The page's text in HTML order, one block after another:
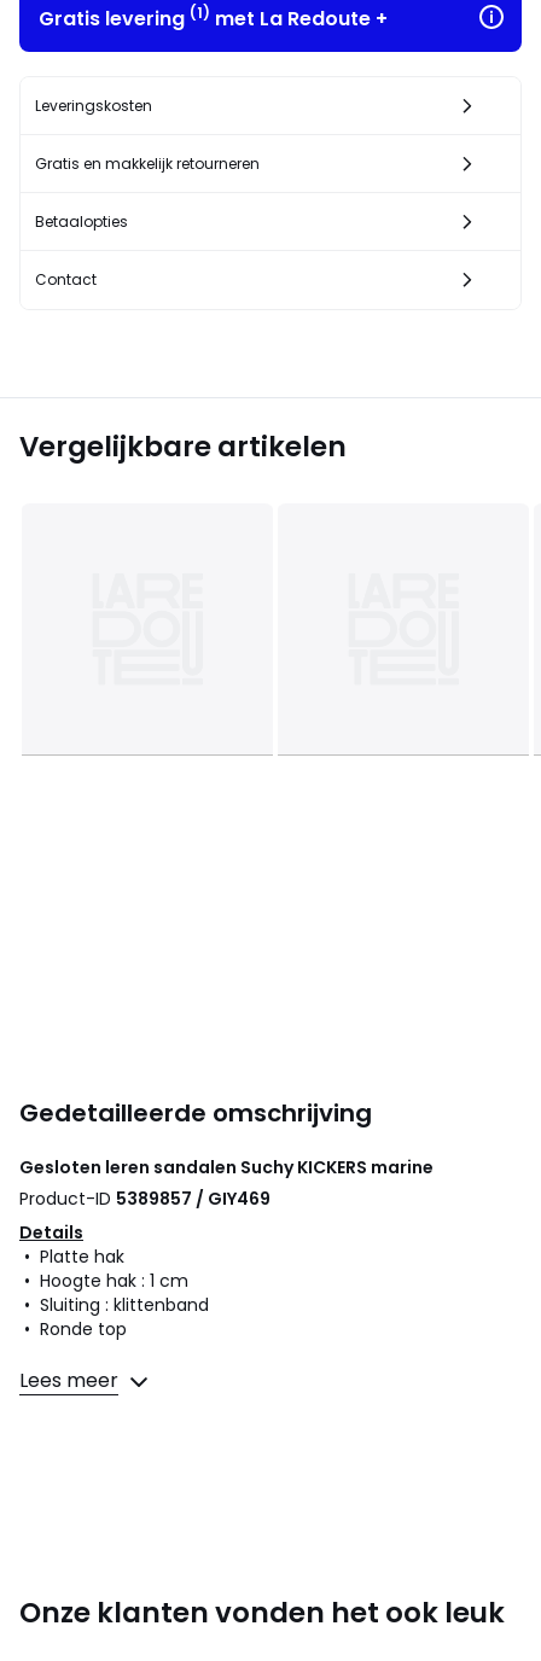
Gratis levering (1) met La Redoute +
Leveringskosten
Gratis en makkelijk retourneren
Betaalopties
Contact
Vergelijkbare artikelen
Gedetailleerde omschrijving
Gesloten leren sandalen SuchyKICKERS marine
Product-ID 5389857 / GIY469
Details
• Platte hak
• Hoogte hak : 1 cm
• Sluiting : klittenband
• Ronde top
Samenstelling en onderhoud
• Bovenzijde/Schacht : 100% vaarsleer
Lees meer
Onze klanten vonden het ook leuk